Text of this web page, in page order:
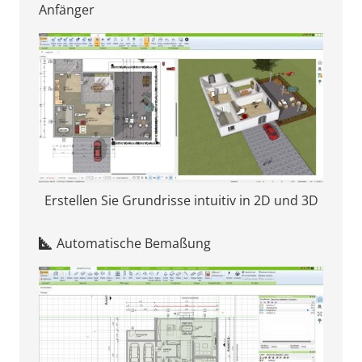
Anfänger
Erstellen Sie Grundrisse intuitiv in 2D und 3D
Automatische Bemaßung